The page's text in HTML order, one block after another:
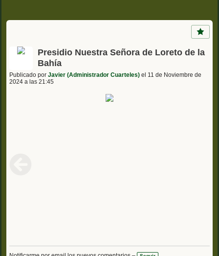
Presidio Nuestra Señora de Loreto de la
Bahía
Publicado por Javier (Administrador Cuarteles) el 11 de Noviembre de
2024 a las 21:45